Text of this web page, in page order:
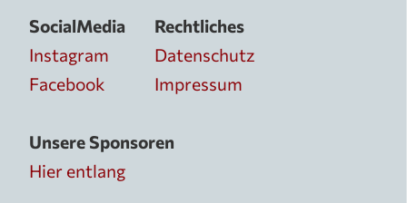
SocialMedia
Instagram
Facebook
Rechtliches
Datenschutz
Impressum
Unsere Sponsoren
Hier entlang